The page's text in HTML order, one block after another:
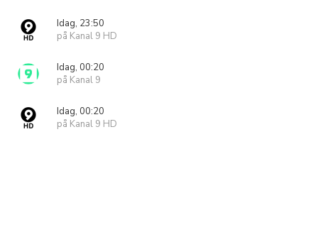
Idag, 23:50
på Kanal 9 HD
Idag, 00:20
på Kanal 9
Idag, 00:20
på Kanal 9 HD